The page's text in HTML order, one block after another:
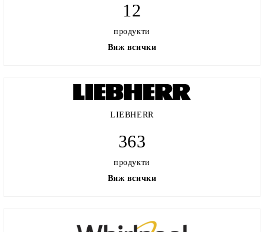
12
продукти
Виж всички
LIEBHERR
363
продукти
Виж всички